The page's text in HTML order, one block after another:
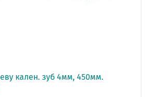
кален. зуб 4мм, 450мм.